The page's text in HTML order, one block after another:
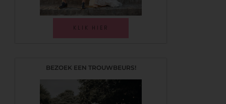
KLIK HIER
BEZOEK EEN TROUWBEURS!